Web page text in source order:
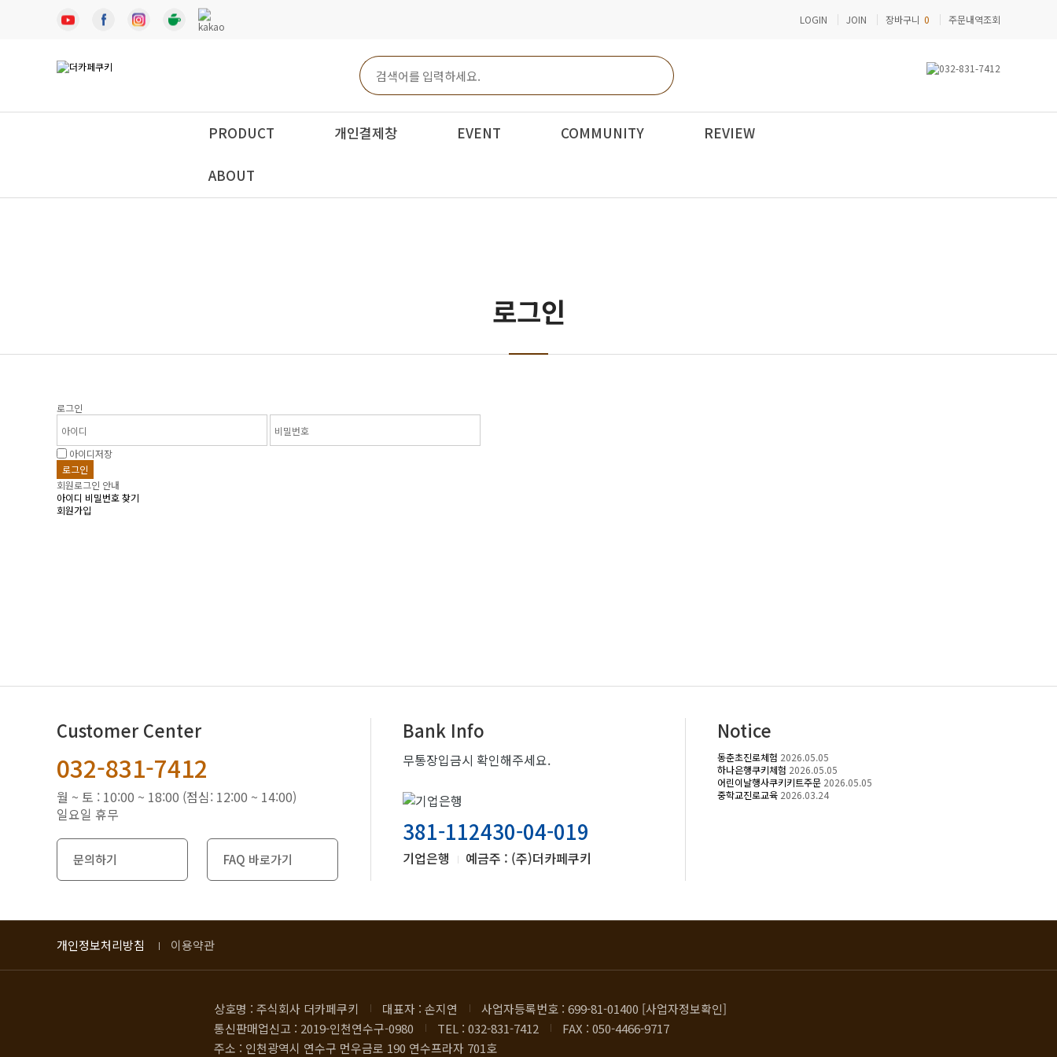
주문내역조회
장바구니 0
JOIN
LOGIN
PRODUCT 개인결제창 EVENT COMMUNITY REVIEW
ABOUT
로그인
로그인
아이디저장
회원로그인 안내
아이디 비밀번호 찾기
회원가입
Customer Center
032-831-7412
월 ~ 토 : 10:00 ~ 18:00 (점심: 12:00 ~ 14:00)
일요일 휴무
문의하기 FAQ 바로가기
Bank Info
무통장입금시 확인해주세요.
381-112430-04-019
기업은행 예금주 : (주)더카페쿠키
Notice
동춘초진로체험 2026.05.05
하나은행쿠키체험 2026.05.05
어린이날행사쿠키키트주문 2026.05.05
중학교진로교육 2026.03.24
개인정보처리방침 이용약관
상호명 : 주식회사 더카페쿠키 대표자 : 손지연
사업자등록번호 : 699-81-01400 [사업자정보확인]
통신판매업신고 : 2019-인천연수구-0980
TEL : 032-831-7412
FAX : 050-4466-9717
주소 : 인천광역시 연수구 먼우금로 190 연수프라자 701호